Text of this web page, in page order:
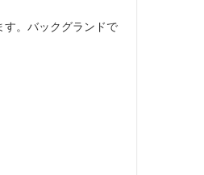
す。バックグランドで